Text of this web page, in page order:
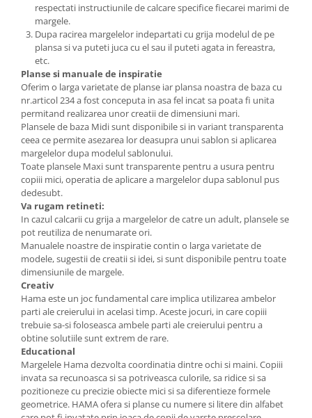
respectati instructiunile de calcare specifice fiecarei marimi de
margele.
Dupa racirea margelelor indepartati cu grija modelul de pe
plansa si va puteti juca cu el sau il puteti agata in fereastra,
etc.
Planse si manuale de inspiratie
Oferim o larga varietate de planse iar plansa noastra de baza cu
nr.articol 234 a fost conceputa in asa fel incat sa poata fi unita
permitand realizarea unor creatii de dimensiuni mari.
Plansele de baza Midi sunt disponibile si in variant transparenta
ceea ce permite asezarea lor deasupra unui sablon si aplicarea
margelelor dupa modelul sablonului.
Toate plansele Maxi sunt transparente pentru a usura pentru
copiii mici, operatia de aplicare a margelelor dupa sablonul pus
dedesubt.
Va rugam retineti:
In cazul calcarii cu grija a margelelor de catre un adult, plansele se
pot reutiliza de nenumarate ori.
Manualele noastre de inspiratie contin o larga varietate de
modele, sugestii de creatii si idei, si sunt disponibile pentru toate
dimensiunile de margele.
Creativ
Hama este un joc fundamental care implica utilizarea ambelor
parti ale creierului in acelasi timp. Aceste jocuri, in care copiii
trebuie sa-si foloseasca ambele parti ale creierului pentru a
obtine solutiile sunt extrem de rare.
Educational
Margelele Hama dezvolta coordinatia dintre ochi si maini. Copiii
invata sa recunoasca si sa potriveasca culorile, sa ridice si sa
pozitioneze cu precizie obiecte mici si sa diferentieze formele
geometrice. HAMA ofera si planse cu numere si litere din alfabet